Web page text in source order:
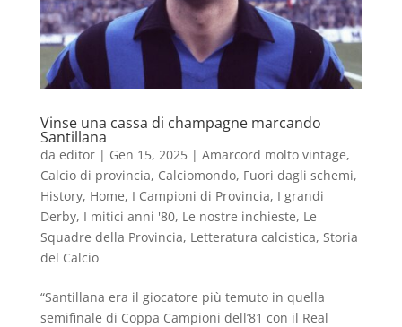
Vinse una cassa di champagne marcando
Santillana
da editor| Gen 15, 2025| Amarcord molto vintage,
Calcio di provincia, Calciomondo, Fuori dagli schemi,
History, Home, I Campioni di Provincia, I grandi
Derby, I mitici anni '80, Le nostre inchieste, Le
Squadre della Provincia, Letteratura calcistica, Storia
del Calcio
“Santillana era il giocatore più temuto in quella
semifinale di Coppa Campioni dell’81 con il Real